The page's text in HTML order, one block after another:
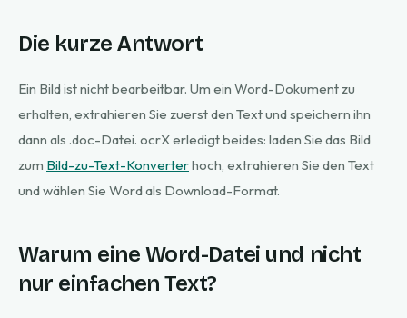
Die kurze Antwort
Ein Bild ist nicht bearbeitbar. Um ein Word-Dokument zu
erhalten, extrahieren Sie zuerst den Text und speichern ihn
dann als .doc-Datei. ocrX erledigt beides: laden Sie das Bild
zum Bild-zu-Text-Konverterhoch, extrahieren Sie den Text
und wählen Sie Word als Download-Format.
Warum eine Word-Datei und nicht
nur einfachen Text?